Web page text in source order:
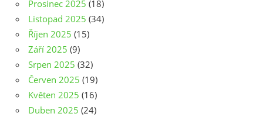
Prosinec 2025 (18)
Listopad 2025 (34)
Říjen 2025 (15)
Září 2025 (9)
Srpen 2025 (32)
Červen 2025 (19)
Květen 2025 (16)
Duben 2025 (24)